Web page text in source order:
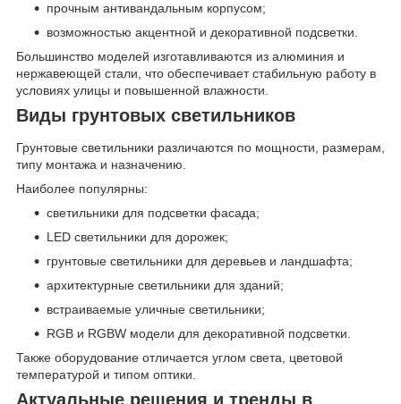
прочным антивандальным корпусом;
возможностью акцентной и декоративной подсветки.
Большинство моделей изготавливаются из алюминия и
нержавеющей стали, что обеспечивает стабильную работу в
условиях улицы и повышенной влажности.
Виды грунтовых светильников
Грунтовые светильники различаются по мощности, размерам,
типу монтажа и назначению.
Наиболее популярны:
светильники для подсветки фасада;
LED светильники для дорожек;
грунтовые светильники для деревьев и ландшафта;
архитектурные светильники для зданий;
встраиваемые уличные светильники;
RGB и RGBW модели для декоративной подсветки.
Также оборудование отличается углом света, цветовой
температурой и типом оптики.
Актуальные решения и тренды в